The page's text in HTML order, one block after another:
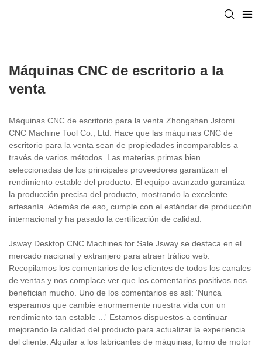
Máquinas CNC de escritorio a la
venta
Máquinas CNC de escritorio para la venta Zhongshan Jstomi
CNC Machine Tool Co., Ltd. Hace que las máquinas CNC de
escritorio para la venta sean de propiedades incomparables a
través de varios métodos. Las materias primas bien
seleccionadas de los principales proveedores garantizan el
rendimiento estable del producto. El equipo avanzado garantiza
la producción precisa del producto, mostrando la excelente
artesanía. Además de eso, cumple con el estándar de producción
internacional y ha pasado la certificación de calidad.
Jsway Desktop CNC Machines for Sale Jsway se destaca en el
mercado nacional y extranjero para atraer tráfico web.
Recopilamos los comentarios de los clientes de todos los canales
de ventas y nos complace ver que los comentarios positivos nos
benefician mucho. Uno de los comentarios es así: 'Nunca
esperamos que cambie enormemente nuestra vida con un
rendimiento tan estable ...' Estamos dispuestos a continuar
mejorando la calidad del producto para actualizar la experiencia
del cliente. Alquilar a los fabricantes de máquinas, torno de motor